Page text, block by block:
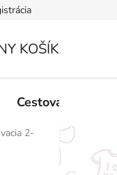
Podmienky ochrany
KOŠÍK
Cestovanie
2-